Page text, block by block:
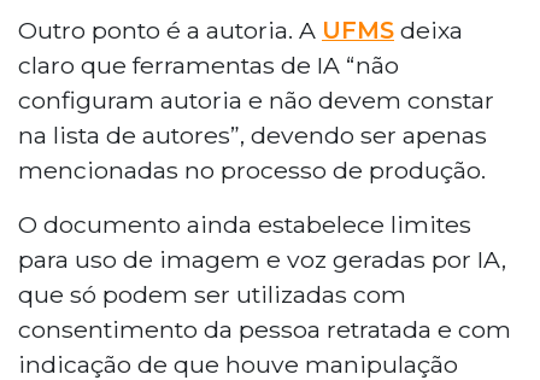
Outro ponto é a autoria. A UFMS deixa
claro que ferramentas de IA “não
configuram autoria e não devem constar
na lista de autores”, devendo ser apenas
mencionadas no processo de produção.
O documento ainda estabelece limites
para uso de imagem e voz geradas por IA,
que só podem ser utilizadas com
consentimento da pessoa retratada e com
indicação de que houve manipulação